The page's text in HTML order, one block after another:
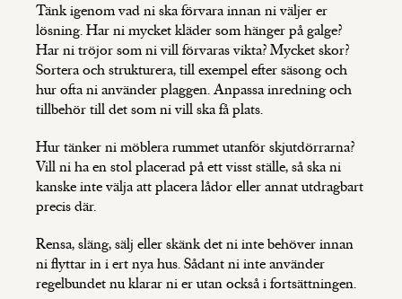
Tänk igenom vad ni ska förvara innan ni väljer er
lösning. Har ni mycket kläder som hänger på galge?
Har ni tröjor som ni vill förvaras vikta? Mycket skor?
Sortera och strukturera, till exempel efter säsong och
hur ofta ni använder plaggen. Anpassa inredning och
tillbehör till det som ni vill ska få plats.
Hur tänker ni möblera rummet utanför skjutdörrarna?
Vill ni ha en stol placerad på ett visst ställe, så ska ni
kanske inte välja att placera lådor eller annat utdragbart
precis där.
Rensa, släng, sälj eller skänk det ni inte behöver innan
ni flyttar in i ert nya hus. Sådant ni inte använder
regelbundet nu klarar ni er utan också i fortsättningen.